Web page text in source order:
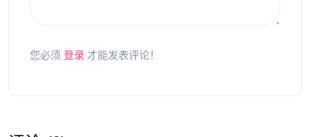
您必须 登录 才能发表评论！